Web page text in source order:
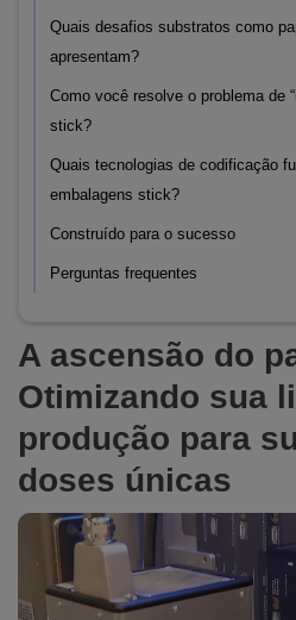
Quais desafios substratos como
apresentam?
Como você resolve o problema de
stick?
Quais tecnologias de codificação
embalagens stick?
Construído para o sucesso
Perguntas frequentes
A ascensão do
Otimizando sua
produção para
doses únicas